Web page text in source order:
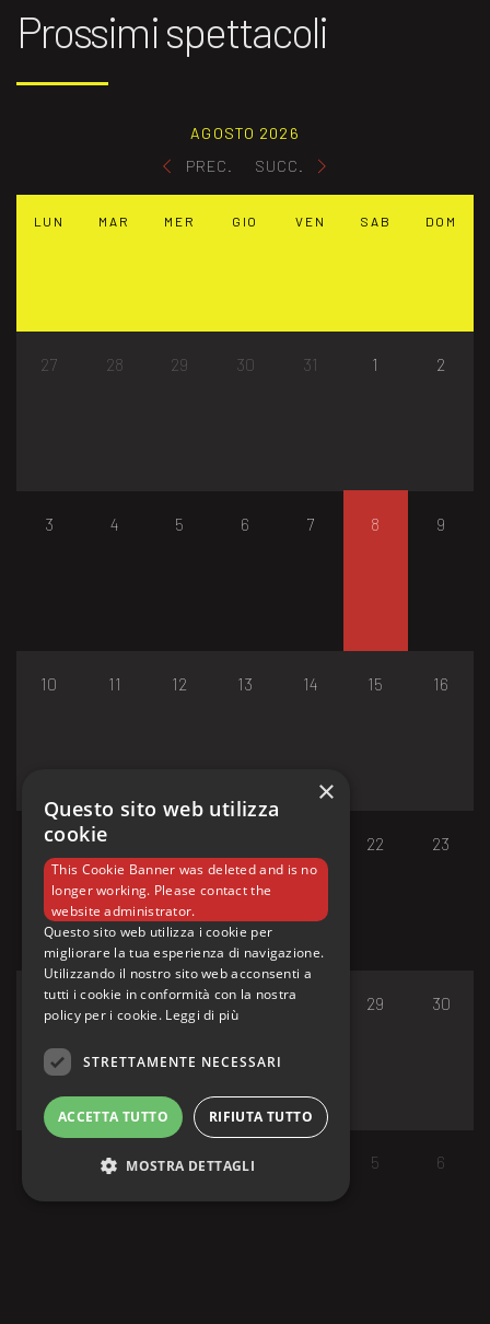
Prossimi spettacoli
PREC.
AGOSTO 2026
SUCC.
LUN MAR MER GIO VEN SAB DOM
27 28 29 30 31 1 2
3 4 5 6 7 8 9
10 11 12 13 14 15 16
17 18 22 23
24 25 26 27 29 30
1 2 3 5 6
×
Questo sito web utilizza
cookie
This Cookie Banner was deleted and is no
longer working. Please contact the
website administrator.
Questo sito web utilizza i cookie per
migliorare la tua esperienza di navigazione.
Utilizzando il nostro sito web acconsenti a
tutti i cookie in conformità con la nostra
policy per i cookie. Leggi di più
STRETTAMENTE NECESSARI
ACCETTA TUTTO RIFIUTA TUTTO
MOSTRA DETTAGLI